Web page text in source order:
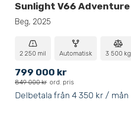
Sunlight V66 Adventure
Beg, 2025
2 250 mil Automatisk 3 500 kg
799 000 kr
849 000 kr ord. pris
Delbetala från 4 350 kr / mån